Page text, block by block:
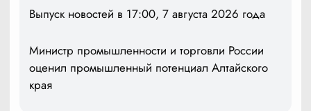
Выпуск новостей в 17:00, 7 августа 2026 года
Министр промышленности и торговли России
оценил промышленный потенциал Алтайского
края